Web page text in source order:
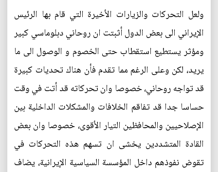
ولعل التحركات والزيارات الأخيرة التي قام بها الرئيس
الإيراني الى بعض الدول أثبتت ان روحاني دبلوماسي كبير
ومؤثر يستطيع استقطاب حتى الخصوم و الوصول الى ما
يريد، لكن وعلى الرغم مما تقدم فأن هناك تحديات كبيرة
قد تواجه روحاني، خصوصا وان تحركاته قد أتت في وقت
حساسا جدا قد تفاقم الخلافات والمشكلات الداخلية بين
الإصلاحيين والمحافظين التيار الأقوى، خصوصا وان بعض
القادة المتشددين يخشى ان تسهم هذه التحركات في
تقوض نفوذهم داخل المؤسسة السياسية الإيرانية، يضاف